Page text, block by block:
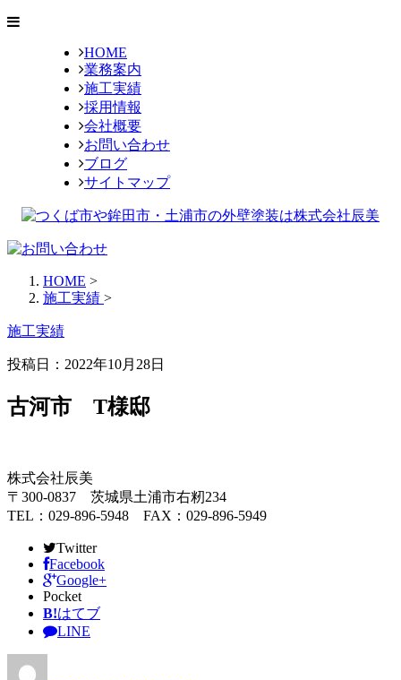
HOME
業務案内
施工実績
採用情報
会社概要
お問い合わせ
ブログ
サイトマップ
HOME >
施工実績 >
施工実績
投稿日： 2022年10月28日
古河市 T様邸
株式会社辰美
〒300-0837 茨城県土浦市右籾234
TEL：029-896-5948 FAX：029-896-5949
Twitter
Facebook
Google+
Pocket
B!はてブ
LINE